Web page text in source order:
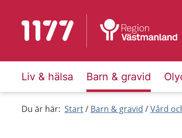
Till startsidan för 1177
Liv & hälsa Barn & gravid
Du är här: Start Barn & gravid Vård